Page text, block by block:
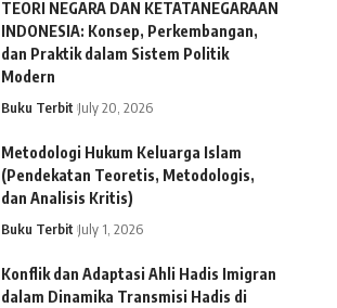
TEORI NEGARA DAN KETATANEGARAAN
INDONESIA: Konsep, Perkembangan,
dan Praktik dalam Sistem Politik
Modern
Buku Terbit July 20, 2026
Metodologi Hukum Keluarga Islam
(Pendekatan Teoretis, Metodologis,
dan Analisis Kritis)
Buku Terbit July 1, 2026
Konflik dan Adaptasi Ahli Hadis Imigran
dalam Dinamika Transmisi Hadis di